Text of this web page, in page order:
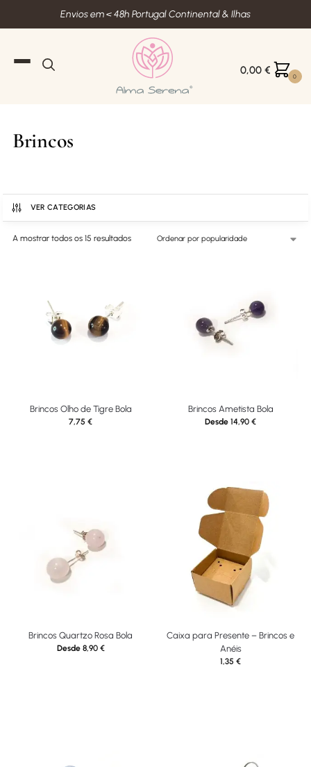
Envios em < 48h Portugal Continental & Ilhas
0,00 € 0
Brincos
VER CATEGORIAS
A mostrar todos os 15 resultados
Brincos Olho de Tigre Bola
7,75 €
Brincos Ametista Bola
Desde 14,90 €
Brincos Quartzo Rosa Bola
Desde 8,90 €
Caixa para Presente – Brincos e
Anéis
1,35 €